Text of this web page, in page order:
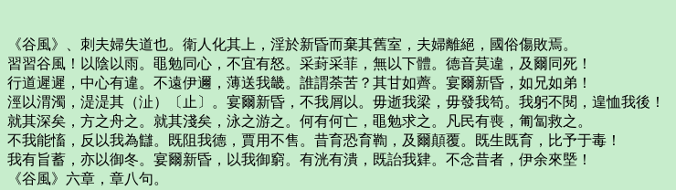
《谷風》、刺夫婦失道也。衛人化其上，淫於新昏而棄其舊室，夫婦離絕，國俗傷敗焉。
習習谷風！以陰以雨。黽勉同心，不宜有怒。采葑采菲，無以下體。德音莫違，及爾同死！
行道遲遲，中心有違。不遠伊邇，薄送我畿。誰謂荼苦？其甘如薺。宴爾新昏，如兄如弟！
涇以渭濁，湜湜其（沚）〔止〕。宴爾新昏，不我屑以。毋逝我梁，毋發我笱。我躬不閱，遑恤我後！
就其深矣，方之舟之。就其淺矣，泳之游之。何有何亡，黽勉求之。凡民有喪，匍匐救之。
不我能慉，反以我為讎。既阻我德，賈用不售。昔育恐育鞫，及爾顛覆。既生既育，比予于毒！
我有旨蓄，亦以御冬。宴爾新昏，以我御窮。有洸有潰，既詒我肄。不念昔者，伊余來塈！
《谷風》六章，章八句。